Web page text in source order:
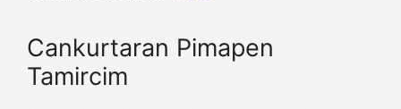
Cankurtaran Pimapen
Tamircim